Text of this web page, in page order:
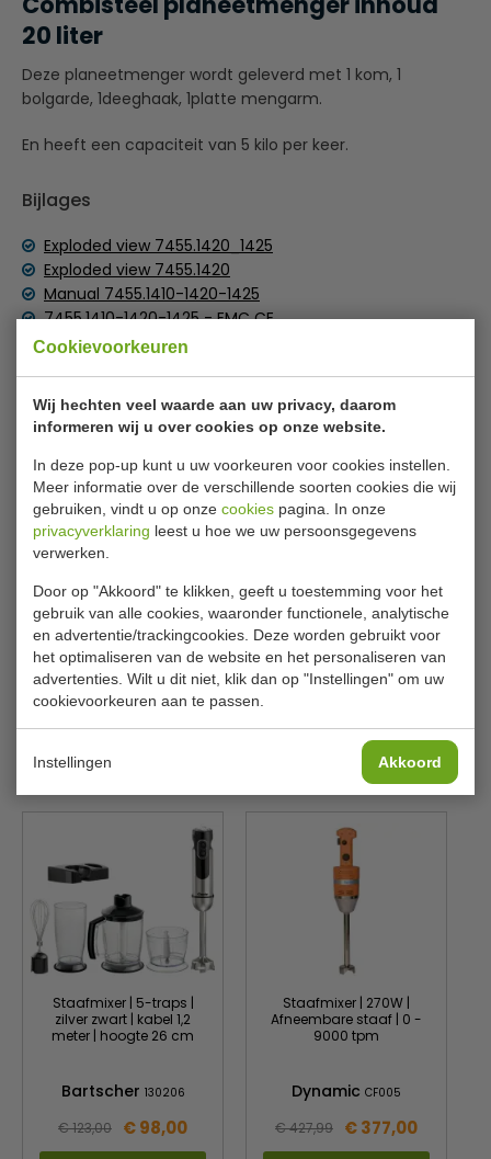
Cookievoorkeuren
Wij hechten veel waarde aan uw privacy, daarom
informeren wij u over cookies op onze website.
In deze pop-up kunt u uw voorkeuren voor cookies instellen.
Meer informatie over de verschillende soorten cookies die wij
gebruiken, vindt u op onze cookies pagina. In onze
privacyverklaring leest u hoe we uw persoonsgegevens
verwerken.
Door op "Akkoord" te klikken, geeft u toestemming voor het
gebruik van alle cookies, waaronder functionele, analytische
en advertentie/trackingcookies. Deze worden gebruikt voor
het optimaliseren van de website en het personaliseren van
advertenties. Wilt u dit niet, klik dan op "Instellingen" om uw
cookievoorkeuren aan te passen.
Instellingen Akkoord
20 liter
Deze planeetmenger wordt geleverd met 1 kom, 1
bolgarde, 1deeghaak, 1platte mengarm.
En heeft een capaciteit van 5 kilo per keer.
Bijlages
Exploded view 7455.1420_1425
Exploded view 7455.1420
Manual 7455.1410-1420-1425
7455.1410-1420-1425 - EMC CE
7455.1410-1420-1425 - LVD DoC
Nummer:
7455.1420
B x D x H:
530 x 496 x 780 mm
Vulinhoud:
20 Liter
Toerental:
Cap.eenh./keer:
5 kilo
Volt.:
230 V
El.vermogen:
1.1 kW
Gewicht:
87 kilo
Is dit iets voor jou?
Staafmixer | 5-traps |
zilver zwart | kabel 1,2
meter | hoogte 26 cm
Bartscher 130206
€ 123,00 € 98,00
Staafmixer | 270W |
Afneembare staaf | 0 -
9000 tpm
Dynamic CF005
€ 427,99 € 377,00